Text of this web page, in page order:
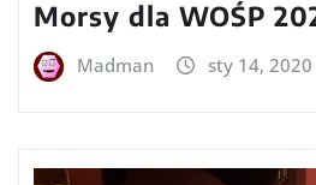
Morsy dla WOŚP
Madman sty 14, 2020